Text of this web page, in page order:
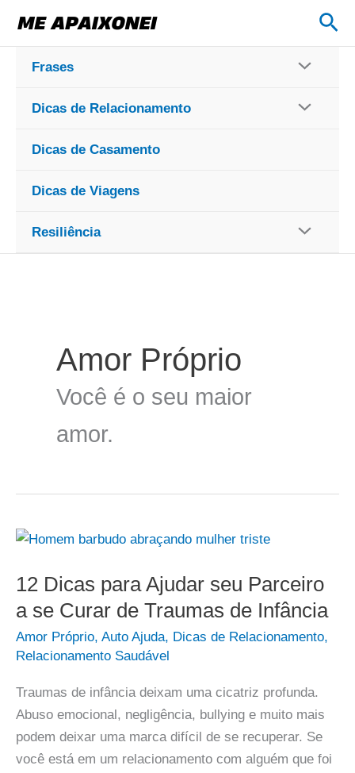
para
conteúdo
Frases
Dicas de Relacionamento
Dicas de Casamento
Dicas de Viagens
Resiliência
Amor Próprio
Você é o seu maior
amor.
12 Dicas para Ajudar seu Parceiro
a se Curar de Traumas de Infância
Amor Próprio, Auto Ajuda, Dicas de Relacionamento,
Relacionamento Saudável
Traumas de infância deixam uma cicatriz profunda.
Abuso emocional, negligência, bullying e muito mais
podem deixar uma marca difícil de se recuperar. Se
você está em um relacionamento com alguém que foi